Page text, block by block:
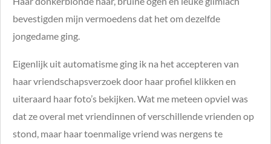
bevestigden mijn vermoedens dat het om dezelfde
jongedame ging.
Eigenlijk uit automatisme ging ik na het accepteren van
haar vriendschapsverzoek door haar profiel klikken en
uiteraard haar foto’s bekijken. Wat me meteen opviel was
dat ze overal met vriendinnen of verschillende vrienden op
stond, maar haar toenmalige vriend was nergens te